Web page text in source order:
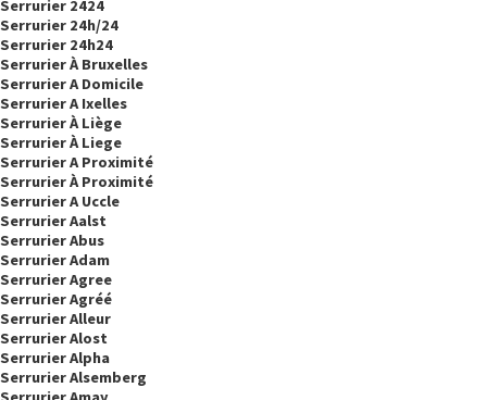
Serrurier 2424
Serrurier 24h/24
Serrurier 24h24
Serrurier À Bruxelles
Serrurier A Domicile
Serrurier A Ixelles
Serrurier À Liège
Serrurier À Liege
Serrurier A Proximité
Serrurier À Proximité
Serrurier A Uccle
Serrurier Aalst
Serrurier Abus
Serrurier Adam
Serrurier Agree
Serrurier Agréé
Serrurier Alleur
Serrurier Alost
Serrurier Alpha
Serrurier Alsemberg